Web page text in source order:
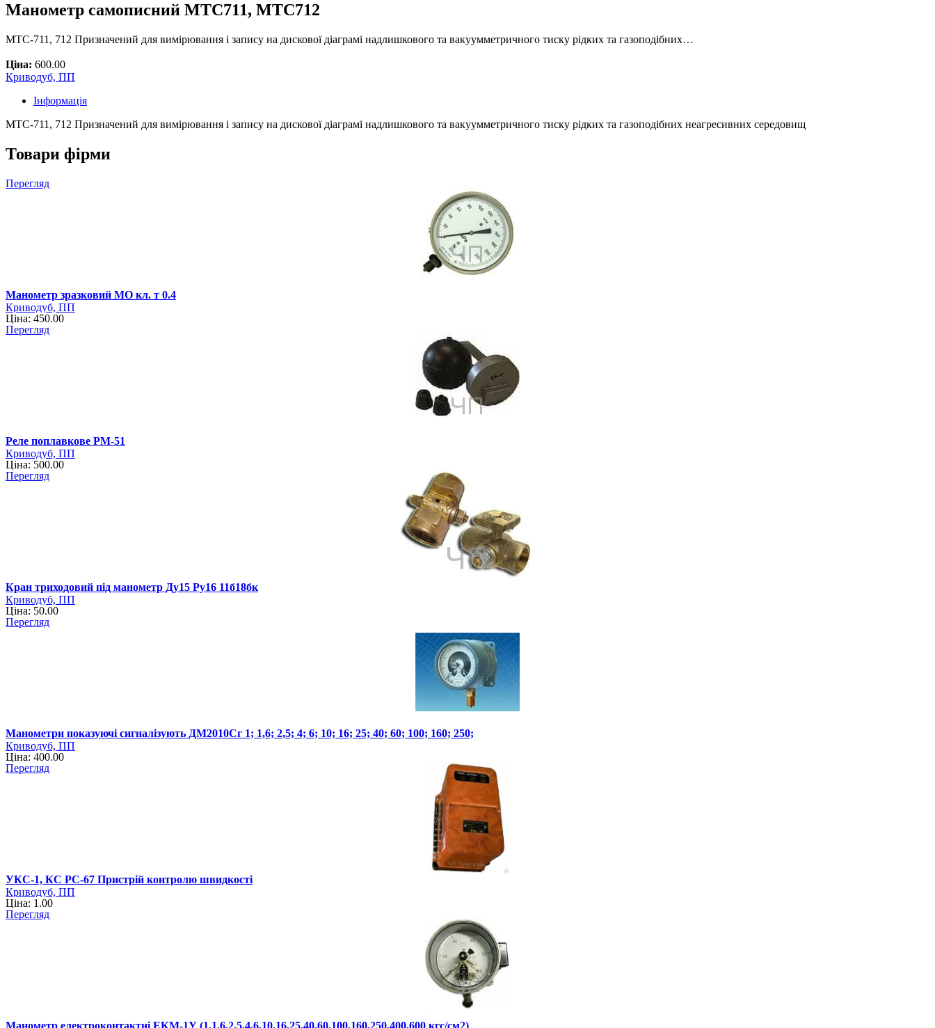
Манометр самописний МТС711, МТС712
МТС-711, 712 Призначений для вимірювання і запису на дискової діаграмі надлишкового та вакуумметричного тиску рідких та газоподібних…
Ціна: 600.00
Криводуб, ПП
Інформація
МТС-711, 712 Призначений для вимірювання і запису на дискової діаграмі надлишкового та вакуумметричного тиску рідких та газоподібних неагресивних середовищ
Товари фірми
Перегляд
Манометр зразковий МО кл. т 0.4
Криводуб, ПП
Ціна: 450.00
Перегляд
Реле поплавкове РМ-51
Криводуб, ПП
Ціна: 500.00
Перегляд
Кран триходовий під манометр Ду15 Ру16 11б18бк
Криводуб, ПП
Ціна: 50.00
Перегляд
Манометри показуючі сигналізують ДМ2010Сг 1; 1,6; 2,5; 4; 6; 10; 16; 25; 40; 60; 100; 160; 250;
Криводуб, ПП
Ціна: 400.00
Перегляд
УКС-1, КС РС-67 Пристрій контролю швидкості
Криводуб, ПП
Ціна: 1.00
Перегляд